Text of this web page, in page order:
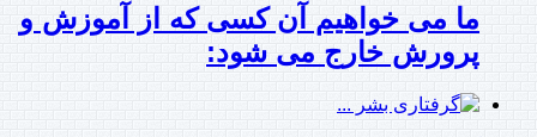
ما می خواهیم آن کسی که از آموزش و
پرورش خارج می شود: